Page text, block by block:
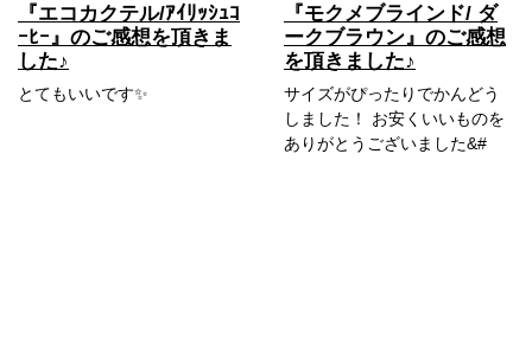
『エコカクテル/ｱｲﾘｯｼｭｺ
ｰﾋｰ』のご感想を頂きま
した♪
とてもいいです✨
『モクメブラインド/ ダ
ークブラウン』のご感想
を頂きました♪
サイズがぴったりでかんどう
しました！ お安くいいものを
ありがとうございました&#